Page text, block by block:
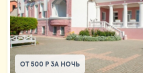
ОТ 500 Р ЗА НОЧЬ